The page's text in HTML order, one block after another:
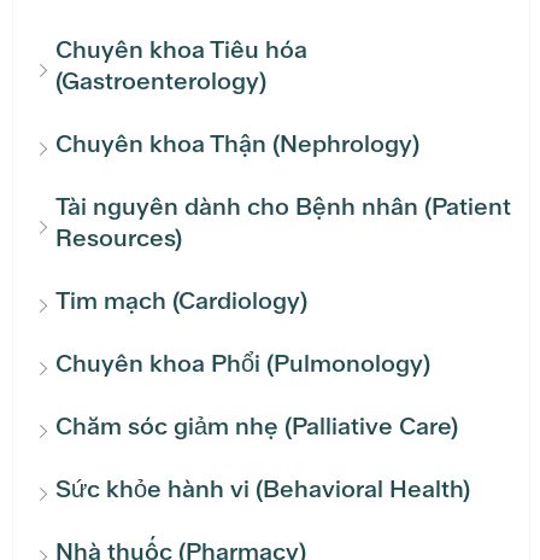
Chuyên khoa Tiêu hóa
(Gastroenterology)
Chuyên khoa Thận (Nephrology)
Tài nguyên dành cho Bệnh nhân (Patient
Resources)
Tim mạch (Cardiology)
Chuyên khoa Phổi (Pulmonology)
Chăm sóc giảm nhẹ (Palliative Care)
Sức khỏe hành vi (Behavioral Health)
Nhà thuốc (Pharmacy)